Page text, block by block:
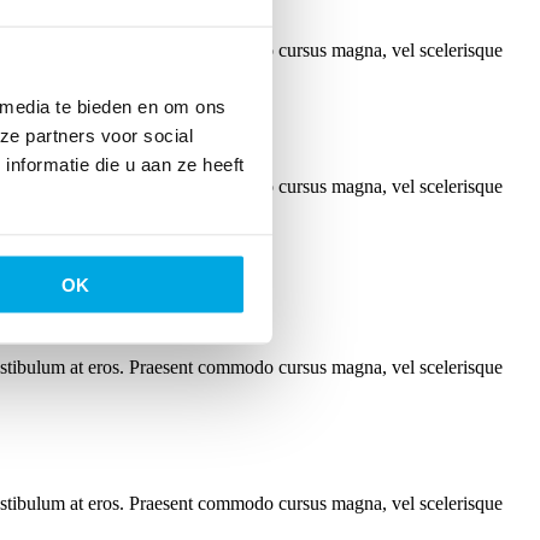
te bieden en om ons
partners voor social
die u aan ze heeft
OK
at eros. Praesent commodo cursus magna, vel scelerisque
at eros. Praesent commodo cursus magna, vel scelerisque
at eros. Praesent commodo cursus magna, vel scelerisque
at eros. Praesent commodo cursus magna, vel scelerisque